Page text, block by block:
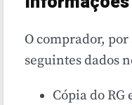
O comprador,
seguintes dados
Cópia do RG